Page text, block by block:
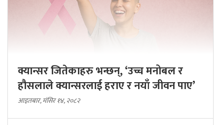
क्यान्सर जितेकाहरु भन्छन्, ‘उच्च मनोबल र
हौसलाले क्यान्सरलाई हराए र नयाँ जीवन पाए’
आइतबार, मंसिर १४, २०८२